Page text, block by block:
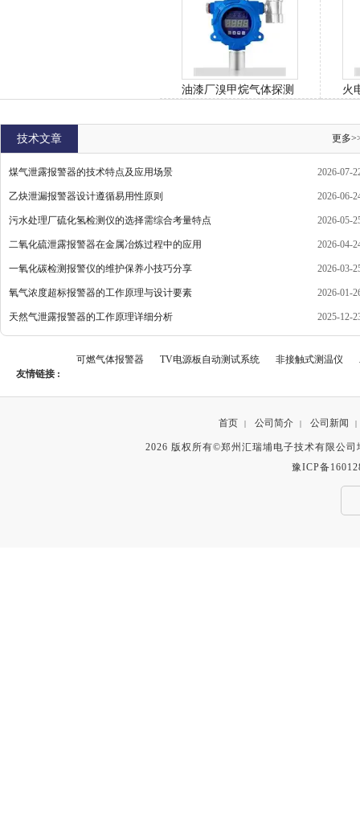
油漆厂溴甲烷气体探测
火
更多
技术文章
煤气泄露报警器的技术特点及应用场景 2026-07-
乙炔泄漏报警器设计遵循易用性原则 2026-06-
污水处理厂硫化氢检测仪的选择需综合考量特点 2026-05-
二氧化硫泄露报警器在金属冶炼过程中的应用 2026-04-
一氧化碳检测报警仪的维护保养小技巧分享 2026-03-
氧气浓度超标报警器的工作原理与设计要素 2026-01-
天然气泄露报警器的工作原理详细分析 2025-12-
友情链接 :
可燃气体报警器 TV电源板自动测试系统 非接触式测温仪
首页 | 公司简介 | 公司新闻 |
2026 版权所有©郑州汇瑞埔电子技术有限公
豫ICP备